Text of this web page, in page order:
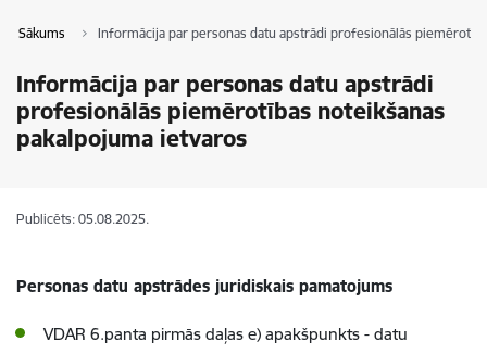
Sākums Informācija par personas datu apstrādi profesionālās
Informācija par personas datu apstrādi
profesionālās piemērotības noteikšanas
pakalpojuma ietvaros
Publicēts: 05.08.2025.
Personas datu apstrādes juridiskais pamatojums
VDAR 6.panta pirmās daļas e) apakšpunkts - datu